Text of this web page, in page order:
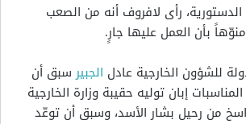
رأى لافروف أنه من الصعب
بأن العمل عليها جارٍ.
للشؤون الخارجية عادل الجبيرسبق أن
إبان توليه حقيبة وزارة الخارجية
من رحيل بشار الأسد، وسبق أن توعّد